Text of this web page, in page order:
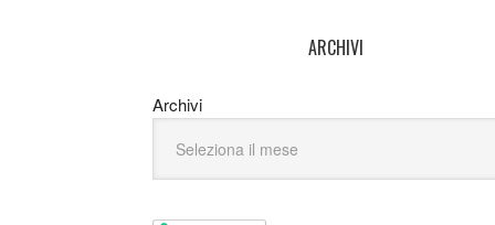
ARCHIVI
Archivi